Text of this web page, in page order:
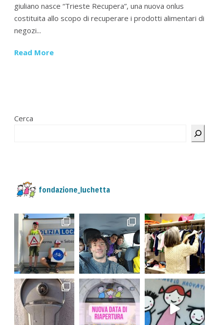
giuliano nasce “Trieste Recupera”, una nuova onlus
costituita allo scopo di recuperare i prodotti alimentari di
negozi...
Read More
Cerca
fondazione_luchetta